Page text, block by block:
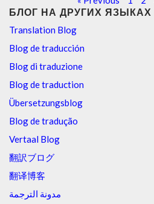
БЛОГ НА ДРУГИХ ЯЗЫКАХ
Translation Blog
Blog de traducción
Blog di traduzione
Blog de traduction
Übersetzungsblog
Blog de tradução
Vertaal Blog
翻訳ブログ
翻译博客
مدونة الترجمة